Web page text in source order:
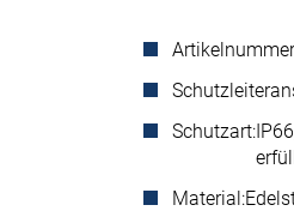
Schutzart:
Material: